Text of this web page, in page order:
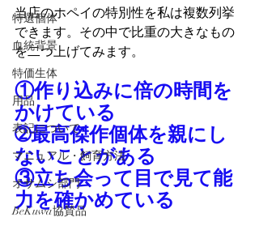
特選個体
血統背景
特価生体
用品
表記について
マニュアル・飼育方法
オサムシ部門
BeKuwa協賛品
当店のホペイの特別性を私は複数列挙
できます。その中で比重の大きなもの
を二つ上げてみます。
①作り込みに倍の時間を
かけている
➁最高傑作個体を親にし
ないことがある
③立ち会って目で見て能
力を確かめている